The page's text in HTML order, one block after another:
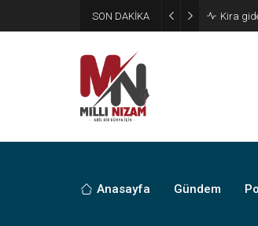
SON DAKİKA 24
Anasayfa Gündem